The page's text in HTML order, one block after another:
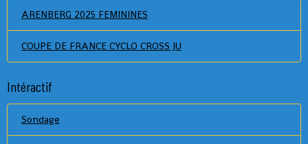
ARENBERG 2025 FEMININES
COUPE DE FRANCE CYCLO CROSS JU
Intéractif
Sondage